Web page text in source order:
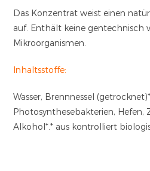
Das Konzentrat weist einen
auf. Enthält keine gentechnisch
Mikroorganismen.
Inhaltsstoffe:
Wasser, Brennnessel
Photosynthesebakterien, Hefen,
Alkohol*.* aus kontrolliert